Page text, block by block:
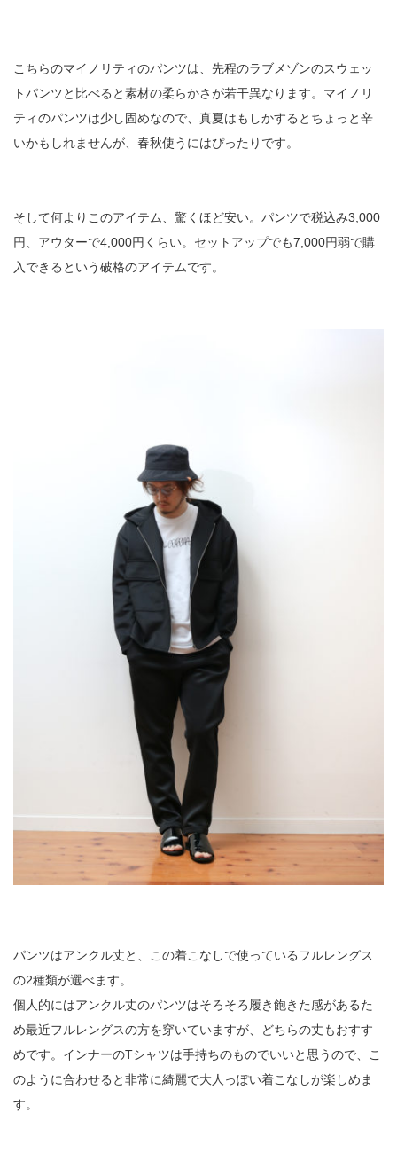
こちらのマイノリティのパンツは、先程のラブメゾンのスウェッ
トパンツと比べると素材の柔らかさが若干異なります。マイノリ
ティのパンツは少し固めなので、真夏はもしかするとちょっと辛
いかもしれませんが、春秋使うにはぴったりです。
そして何よりこのアイテム、驚くほど安い。パンツで税込み3,000
円、アウターで4,000円くらい。セットアップでも7,000円弱で購
入できるという破格のアイテムです。
パンツはアンクル丈と、この着こなしで使っているフルレングス
の2種類が選べます。
個人的にはアンクル丈のパンツはそろそろ履き飽きた感があるた
め最近フルレングスの方を穿いていますが、どちらの丈もおすす
めです。インナーのTシャツは手持ちのものでいいと思うので、こ
のように合わせると非常に綺麗で大人っぽい着こなしが楽しめま
す。